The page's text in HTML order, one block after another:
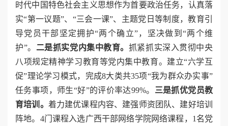
时代中国特色社会主义思想作为首要政治任务，认真落
实“第一议题”、“三会一课”、主题党日等制度，教育引
导党员干部坚定拥护“两个确立”，坚决做到“两个维
护”。 二是抓实党内集中教育。 抓紧抓实深入贯彻中央
八项规定精神学习教育等党内集中教育。建立“六学互
促”理论学习模式，完成8大类共35项“我为群众办实事”
任务事项，师生“好”的评价率达99%。 三是抓优党员教
育培训。 着力建优课程内容、建强师资团队、建好培训
阵地。4门课程入选广西干部网络学院网络课程，1名党